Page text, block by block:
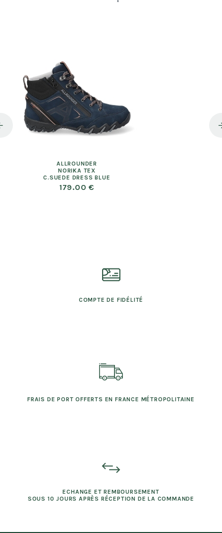
ALLROUNDER
NORIKA TEX
C.SUEDE DRESS BLUE
179.00 €
COMPTE DE FIDÉLITÉ
FRAIS DE PORT OFFERTS EN FRANCE MÉTROPOLITAINE
ECHANGE ET REMBOURSEMENT
SOUS 10 JOURS APRÈS RÉCEPTION DE LA COMMANDE